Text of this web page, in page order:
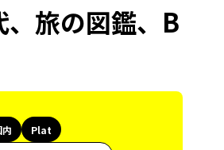
旅の図鑑、B
Plat